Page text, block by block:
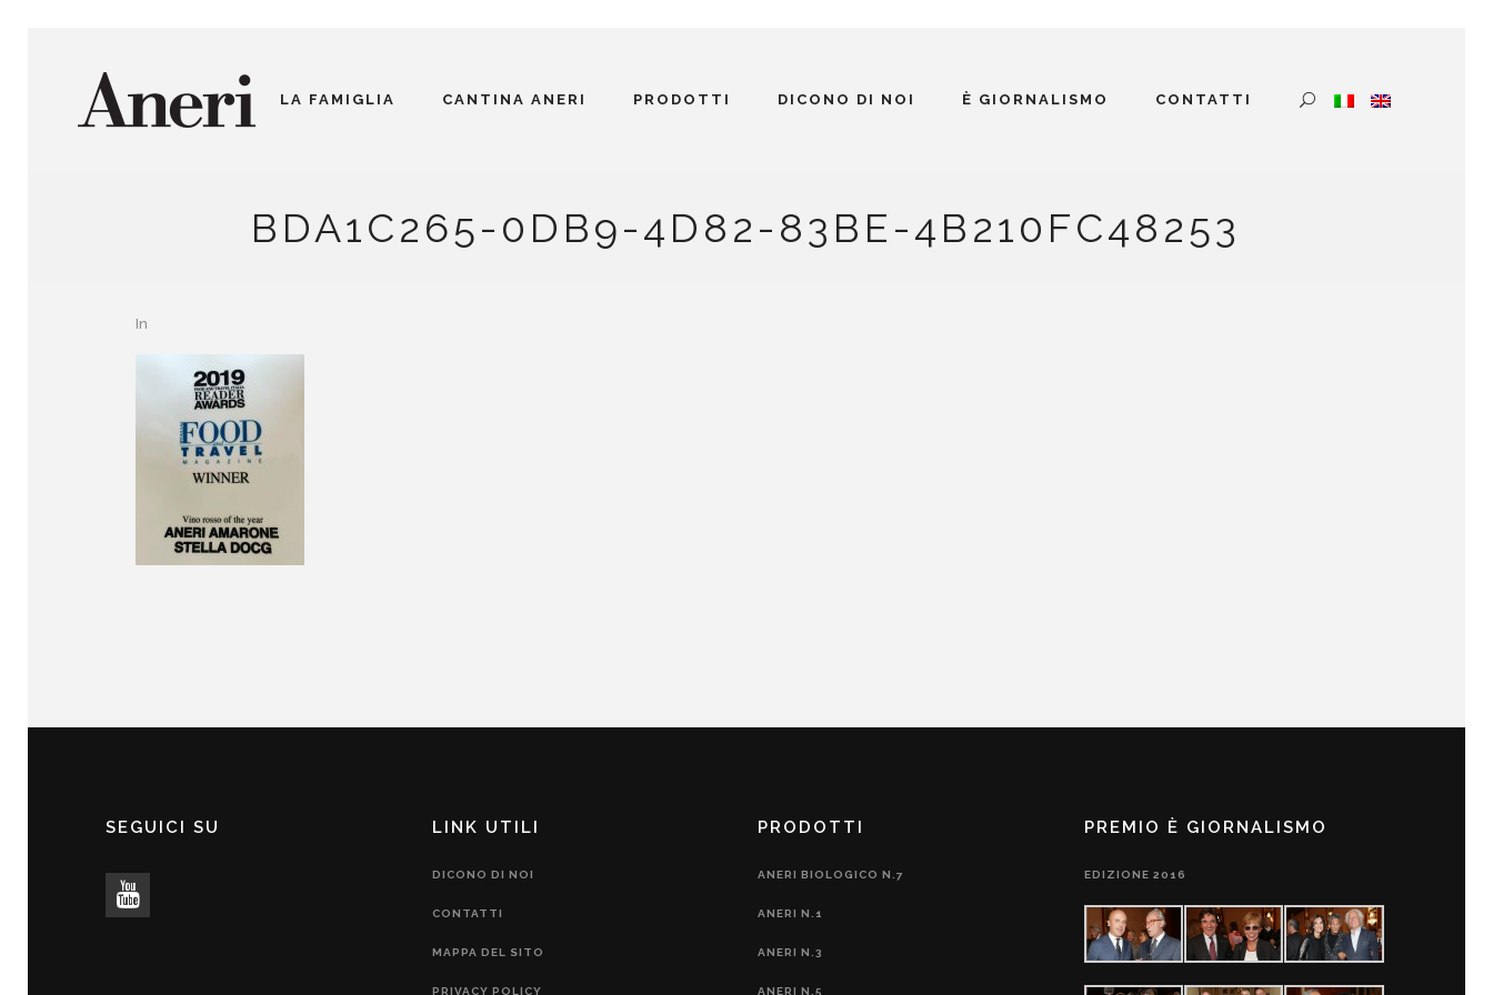
LA FAMIGLIA CANTINA ANERI PRODOTTI DICONO DI NOI È GIORNALISMO CONTATTI
BDA1C265-0DB9-4D82-83BE-4B210FC48253
In
SEGUICI SU LINK UTILI
DICONO DI NOI
CONTATTI
MAPPA DEL SITO
PRIVACY POLICY
PRODOTTI
ANERI BIOLOGICO N.7
ANERI N.1
ANERI N.3
ANERI N.5
PREMIO È GIORNALISMO
EDIZIONE 2016